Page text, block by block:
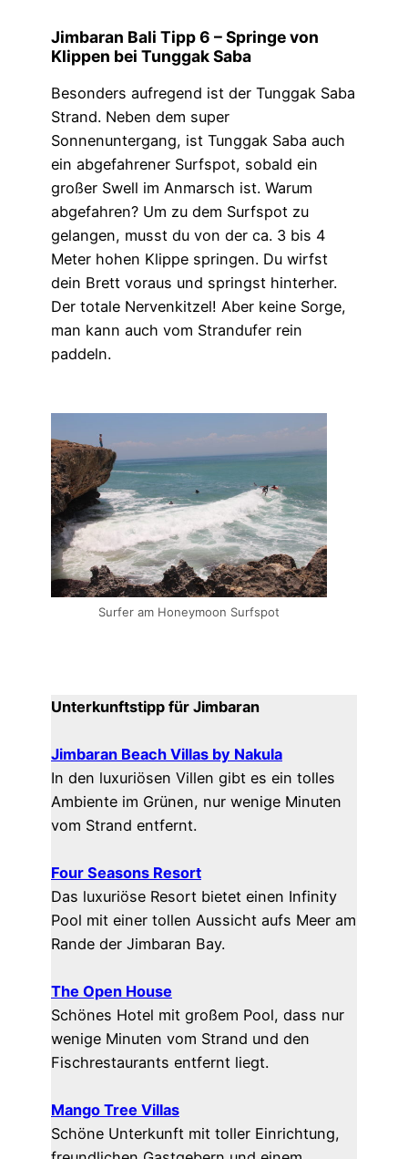
Jimbaran Bali Tipp 6 –Springevon
Klippen bei Tunggak Saba
Besonders aufregend ist der Tunggak Saba
Strand. Neben dem super
Sonnenuntergang, ist Tunggak Saba auch
ein abgefahrener Surfspot, sobald ein
großer Swell im Anmarsch ist. Warum
abgefahren? Um zu dem Surfspot zu
gelangen, musst du von der ca. 3 bis 4
Meter hohen Klippe springen. Du wirfst
dein Brett voraus und springst hinterher.
Der totale Nervenkitzel! Aber keine Sorge,
man kann auch vom Strandufer rein
paddeln.
Surfer am Honeymoon Surfspot
Unterkunftstipp für Jimbaran
Jimbaran Beach Villas by Nakula
In den luxuriösen Villen gibt es ein tolles
Ambiente im Grünen, nur wenige Minuten
vom Strand entfernt.
Four Seasons Resort
Das luxuriöse Resort bietet einen Infinity
Pool mit einer tollen Aussicht aufs Meer am
Rande der Jimbaran Bay.
The Open House
Schönes Hotel mit großem Pool, dass nur
wenige Minuten vom Strand und den
Fischrestaurants entfernt liegt.
Mango Tree Villas
Schöne Unterkunft mit toller Einrichtung,